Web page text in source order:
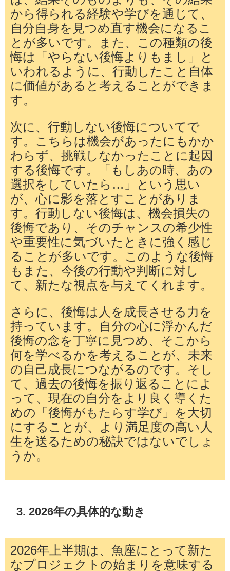
から得られる経験や学びを通じて、
自分自身を見つめ直す機会になるこ
とが多いです。また、この種類の後
悔は「やらない後悔よりもまし」と
いわれるように、行動したこと自体
に価値があると考えることができま
す。
次に、行動しない後悔についてで
す。こちらは機会があったにもかか
わらず、挑戦しなかったことに起因
する後悔です。「もしあの時、あの
選択をしていたら…」という思い
が、心に影を落とすことがありま
す。行動しない後悔は、機会損失の
後悔であり、そのチャンスの希少性
や重要性に気づいたときに強く感じ
ることが多いです。このような後悔
もまた、今後の行動や判断に対し
て、新たな視点を与えてくれます。
さらに、後悔は人を成長させる力を
持っています。自分の心に浮かんだ
後悔の念を丁寧に見つめ、そこから
何を学べるかを考えることが、未来
の自己成長につながるのです。そし
て、過去の後悔を振り返ることによ
って、現在の自分をより良く導くた
めの「後悔がもたらす学び」を大切
にすることが、より満足度の高い人
生を送るための秘訣ではないでしょ
うか。
3. 2026年の具体的な動き
2026年上半期は、魚座にとって新た
なプロジェクトの始まりを意味する